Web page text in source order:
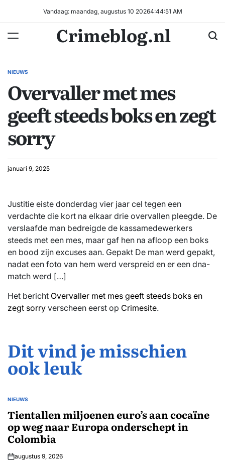
inhoud
Vandaag: maandag, augustus 10 20264:44:51 AM
Crimeblog.nl
GEPLAATST
NIEUWS
Overvaller met mes
geeft steeds boks en zegt
sorry
januari 9, 2025
Justitie eiste donderdag vier jaar cel tegen een
verdachte die kort na elkaar drie overvallen pleegde. De
verslaafde man bedreigde de kassamedewerkers
steeds met een mes, maar gaf hen na afloop een boks
en bood zijn excuses aan. Gepakt De man werd gepakt,
nadat een foto van hem werd verspreid en er een dna-
match werd […]
Het bericht Overvaller met mes geeft steeds boks en
zegt sorry verscheen eerst op Crimesite.
Dit vind je misschien
ook leuk
GEPLAATST
NIEUWS
Tientallen miljoenen euro’s aan cocaïne
op weg naar Europa onderschept in
Colombia
augustus 9, 2026